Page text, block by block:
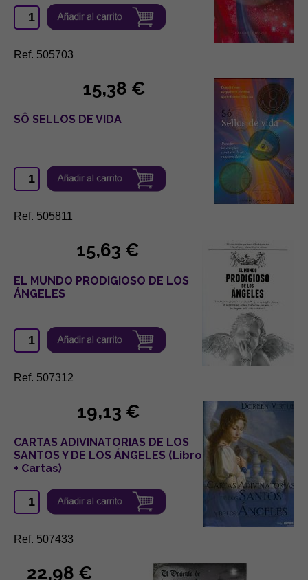
Ref. 505703
15,38 €
SÔ SELLOS DE VIDA
Ref. 505811
15,63 €
EL MUNDO PRODIGIOSO DE LOS
ÁNGELES
Ref. 507312
19,13 €
CARTAS ADIVINATORIAS DE LOS
SANTOS Y DE LOS ÁNGELES (Libro
+ Cartas)
Ref. 507433
22,98 €